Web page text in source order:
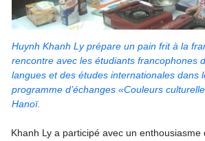
Huynh Khanh Lyprépare un pain frit à la
rencontre avec les étudiants francophones
langues et des études internationales dans
programme d’échanges «Couleurs
Hanoï.
Khanh Ly a participé avec un enthousiasme